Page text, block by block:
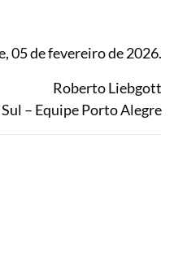
05 de fevereiro de 2026.
Roberto Liebgott
– Equipe Porto Alegre